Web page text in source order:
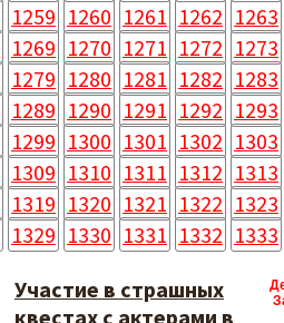
1259 1260 1261 1262 1263
1269 1270 1271 1272 1273
1279 1280 1281 1282 1283
1289 1290 1291 1292 1293
1299 1300 1301 1302 1303
1309 1310 1311 1312 1313
1319 1320 1321 1322 1323
1329 1330 1331 1332 1333
Участие в страшных
квестах с актерами в